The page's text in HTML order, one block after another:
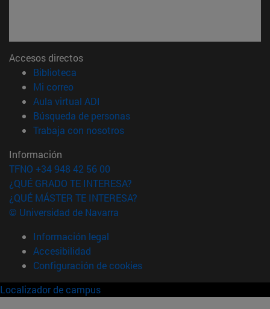
Accesos directos
Biblioteca
Mi correo(abre en nueva ventana)
Aula virtual ADI
Búsqueda de personas(abre en nueva ventana)
Trabaja con nosotros(abre en nueva ventana)
Información
TFNO +34 948 42 56 00
¿QUÉ GRADO TE INTERESA?
¿QUÉ MÁSTER TE INTERESA?
© Universidad de Navarra
Información legal
Accesibilidad
Configuración de cookies
Localizador de campus